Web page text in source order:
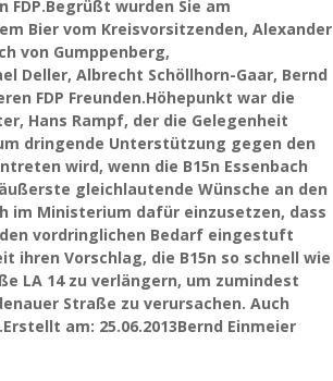
wurden Sie am
Bier vom Kreisvorsitzenden, Alexander
von Gumppenberg,
Deller, Albrecht Schöllhorn-Gaar, Bernd
FDP Freunden.Höhepunkt war die
Hans Rampf, der die Gelegenheit
dringende Unterstützung gegen den
wird, wenn die B15n Essenbach
gleichlautende Wünsche an den
im Ministerium dafür einzusetzen, dass
vordringlichen Bedarf eingestuft
ihren Vorschlag, die B15n so schnell wie
LA 14 zu verlängern, um zumindest
Straße zu verursachen. Auch
am: 25.06.2013Bernd Einmeier